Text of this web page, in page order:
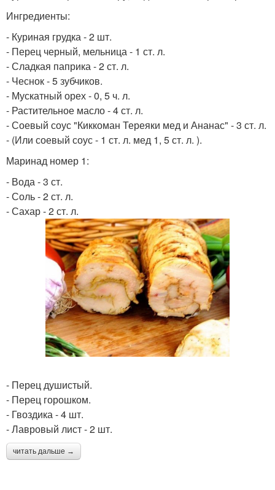
Ингредиенты:
- Куриная грудка - 2 шт.
- Перец черный, мельница - 1 ст. л.
- Сладкая паприка - 2 ст. л.
- Чеснок - 5 зубчиков.
- Мускатный орех - 0, 5 ч. л.
- Растительное масло - 4 ст. л.
- Соевый соус "Киккоман Тереяки мед и Ананас" - 3 ст. л.
- (Или соевый соус - 1 ст. л. мед 1, 5 ст. л. ).
Маринад номер 1:
- Вода - 3 ст.
- Соль - 2 ст. л.
- Сахар - 2 ст. л.
- Перец душистый.
- Перец горошком.
- Гвоздика - 4 шт.
- Лавровый лист - 2 шт.
читать дальше →